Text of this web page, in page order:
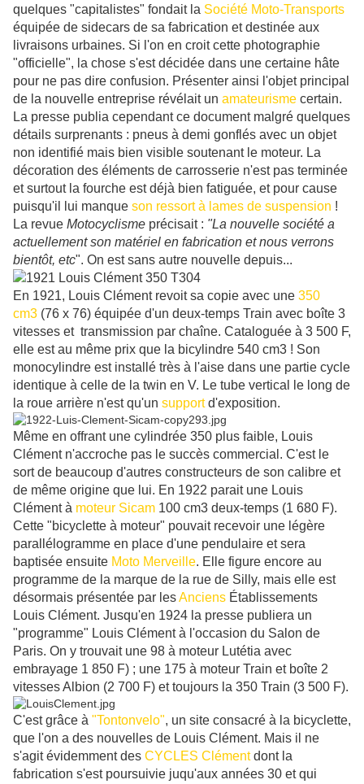
quelques "capitalistes" fondait la Société Moto-Transports
équipée de sidecars de sa fabrication et destinée aux
livraisons urbaines. Si l'on en croit cette photographie
"officielle", la chose s'est décidée dans une certaine hâte
pour ne pas dire confusion. Présenter ainsi l'objet principal
de la nouvelle entreprise révélait un amateurisme certain.
La presse publia cependant ce document malgré quelques
détails surprenants : pneus à demi gonflés avec un objet
non identifié mais bien visible soutenant le moteur. La
décoration des éléments de carrosserie n'est pas terminée
et surtout la fourche est déjà bien fatiguée, et pour cause
puisqu'il lui manque son ressort à lames de suspension !
La revue Motocyclisme précisait : "La nouvelle société a
actuellement son matériel en fabrication et nous verrons
bientôt, etc". On est sans autre nouvelle depuis...
En 1921, Louis Clément revoit sa copie avec une 350
cm3 (76 x 76) équipée d'un deux-temps Train avec boîte 3
vitesses et transmission par chaîne. Cataloguée à 3 500 F,
elle est au même prix que la bicylindre 540 cm3 ! Son
monocylindre est installé très à l'aise dans une partie cycle
identique à celle de la twin en V. Le tube vertical le long de
la roue arrière n'est qu'un supportd'exposition.
Même en offrant une cylindrée 350 plus faible, Louis
Clément n'accroche pas le succès commercial. C'est le
sort de beaucoup d'autres constructeurs de son calibre et
de même origine que lui. En 1922 parait une Louis
Clément à moteur Sicam 100 cm3 deux-temps (1 680 F).
Cette "bicyclette à moteur" pouvait recevoir une légère
parallélogramme en place d'une pendulaire et sera
baptisée ensuite Moto Merveille. Elle figure encore au
programme de la marque de la rue de Silly, mais elle est
désormais présentée par lesAnciens Établissements
Louis Clément. Jusqu'en 1924 la presse publiera un
"programme" Louis Clément à l'occasion du Salon de
Paris. On y trouvait une 98 à moteur Lutétia avec
embrayage 1 850 F) ; une 175 à moteur Train et boîte 2
vitesses Albion (2 700 F) et toujours la 350 Train (3 500 F).
C'est grâce à "Tontonvelo", un site consacré à la bicyclette,
que l'on a des nouvelles de Louis Clément. Mais il ne
s'agit évidemment des CYCLES Clémentdont la
fabrication s'est poursuivie juqu'aux années 30 et qui